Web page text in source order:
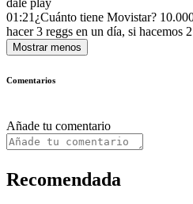
dale play
01:21¿Cuánto tiene Movistar?
hacer 3 reggs en un día, si hacemos
Mostrar menos
Comentarios
Añade tu comentario
Recomendada